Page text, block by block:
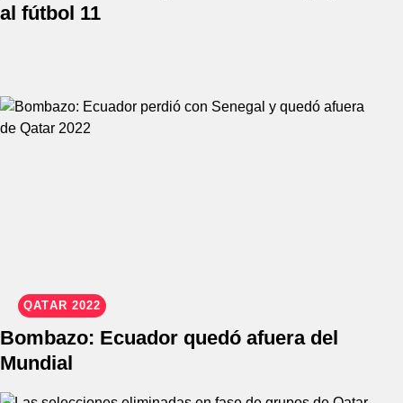
al fútbol 11
QATAR 2022
Bombazo: Ecuador quedó afuera del
Mundial